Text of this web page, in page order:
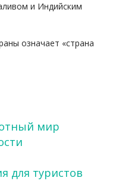
и Индийским
означает «страна
мир
для туристов